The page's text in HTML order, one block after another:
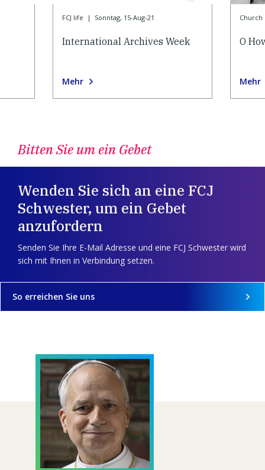
FCJ life | Sonntag, 15-Aug-21
International Archives Week
Mehr
Church
O
Mehr
Bitten Sie um ein Gebet
Wenden Sie sich an eine FCJ
Schwester, um ein Gebet
anzufordern
Senden Sie Ihre E-Mail Adresse und eine FCJ Schwester wird
sich mit Ihnen in Verbindung setzen.
So erreichen Sie uns